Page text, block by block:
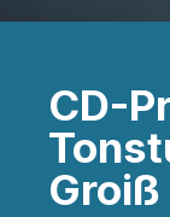
CD-
Groiß